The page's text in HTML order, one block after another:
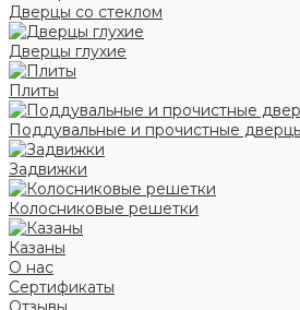
Дверцы со стеклом
Дверцы глухие
Плиты
Поддувальные и прочистные
Задвижки
Колосниковые решетки
Казаны
О нас
Сертификаты